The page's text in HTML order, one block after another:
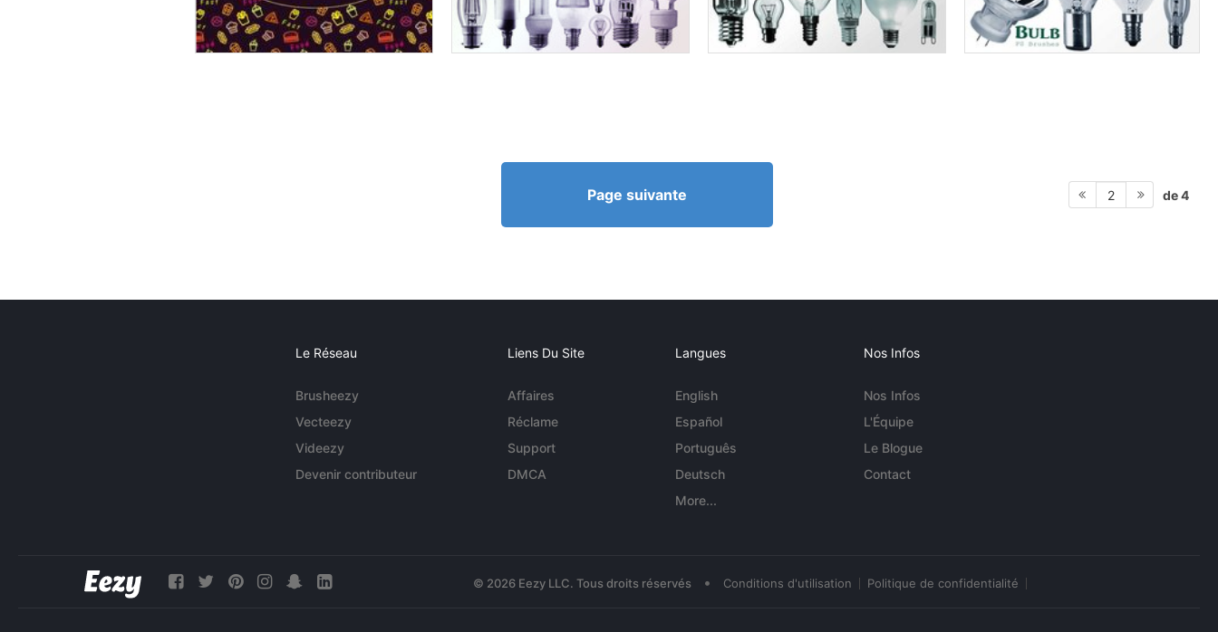
Page suivante 2 de 4
Le Réseau
Brusheezy
Vecteezy
Videezy
Devenir contributeur
Liens Du Site
Affaires
Réclame
Support
DMCA
Langues
English
Español
Português
Deutsch
More...
Nos Infos
Nos Infos
L'Équipe
Le Blogue
Contact
© 2026 Eezy LLC. Tous droits réservés • Conditions d'utilisation Politique de confidentialité